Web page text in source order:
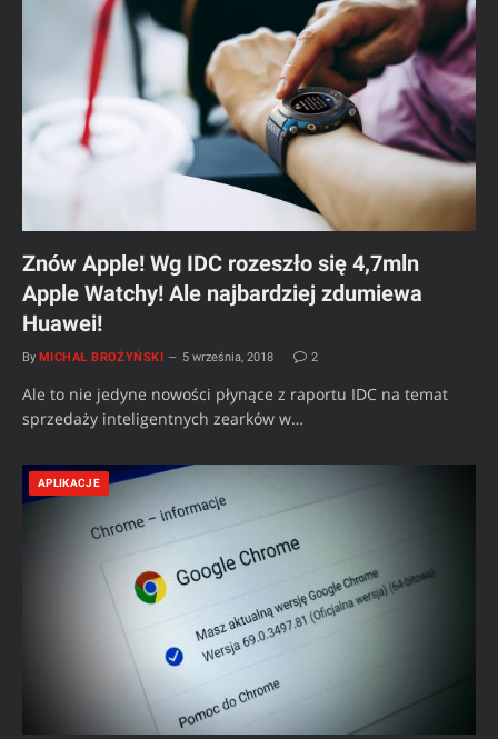
Znów Apple! Wg IDC rozeszło się 4,7mln
Apple Watchy! Ale najbardziej zdumiewa
Huawei!
By MICHAŁ BROŻYŃSKI 5 września, 2018 2
Ale to nie jedyne nowości płynące z raportu IDC na temat
sprzedaży inteligentnych zearków w…
APLIKACJE